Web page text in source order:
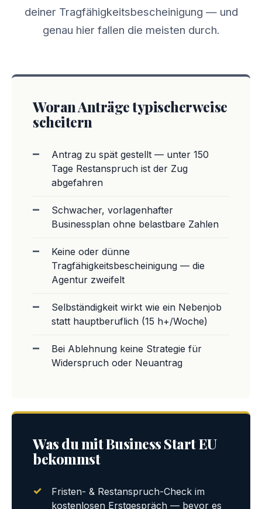
deiner Tragfähigkeitsbescheinigung — und
genau hier fallen die meisten durch.
Woran Anträge typischerweise
scheitern
Antrag zu spät gestellt — unter 150
Tage Restanspruch ist der Zug
abgefahren
Schwacher, vorlagenhafter
Businessplan ohne belastbare Zahlen
Keine oder dünne
Tragfähigkeitsbescheinigung — die
Agentur zweifelt
Selbständigkeit wirkt wie ein Nebenjob
statt hauptberuflich (15 h+/Woche)
Bei Ablehnung keine Strategie für
Widerspruch oder Neuantrag
Was du mit Business Start EU
bekommst
Fristen- & Restanspruch-Check im
kostenlosen Erstgespräch — bevor es